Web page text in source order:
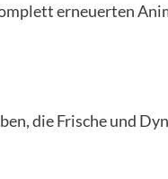
erneuerten
die Frische und